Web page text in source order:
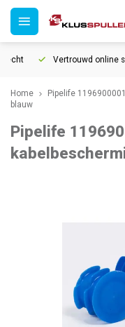
Vertrouwd online
Home
Pipelife
blauw
Pipelife